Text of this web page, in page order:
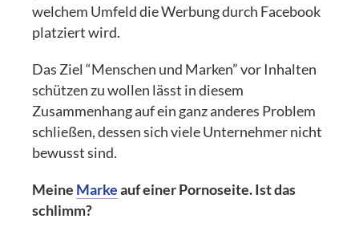
welchem Umfeld die Werbung durch Facebook
platziert wird.
Das Ziel “Menschen und Marken” vor Inhalten
schützen zu wollen lässt in diesem
Zusammenhang auf ein ganz anderes Problem
schließen, dessen sich viele Unternehmer nicht
bewusst sind.
Meine Markeauf einer Pornoseite. Ist das
schlimm?